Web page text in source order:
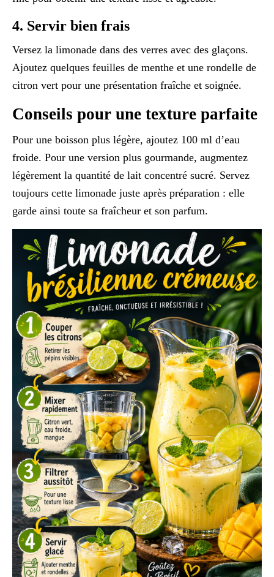
4. Servir bien frais
Versez la limonade dans des verres avec des glaçons.
Ajoutez quelques feuilles de menthe et une rondelle de
citron vert pour une présentation fraîche et soignée.
Conseils pour une texture parfaite
Pour une boisson plus légère, ajoutez 100 ml d’eau
froide. Pour une version plus gourmande, augmentez
légèrement la quantité de lait concentré sucré. Servez
toujours cette limonade juste après préparation : elle
garde ainsi toute sa fraîcheur et son parfum.